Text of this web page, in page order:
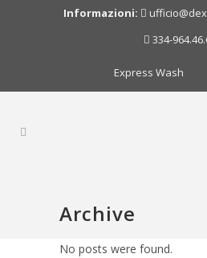
Informazioni:
334-
Express Wash
Archive
No posts were found.